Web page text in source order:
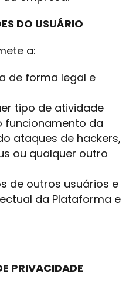
DO USUÁRIO
a:
de forma legal e
tipo de atividade
funcionamento da
ataques de hackers,
ou qualquer outro
de outros usuários e
da Plataforma e
PRIVACIDADE